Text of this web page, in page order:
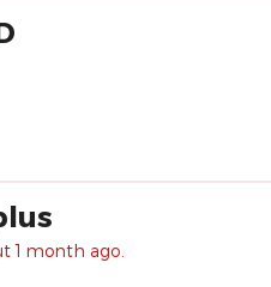
1 month ago.